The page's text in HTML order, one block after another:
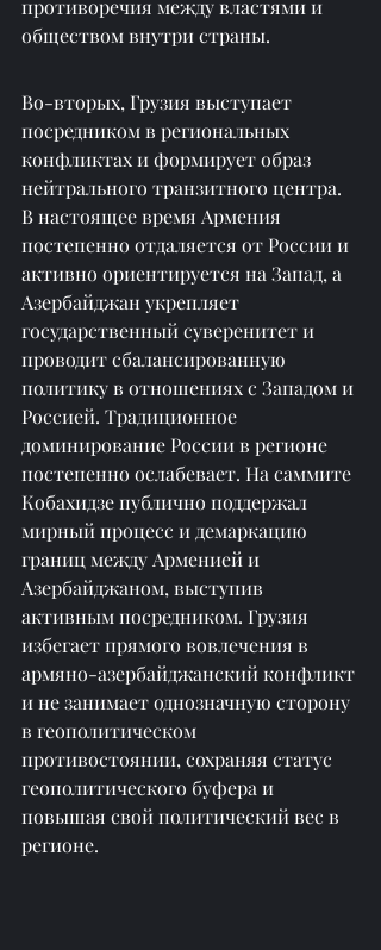
противоречия между властями и
обществом внутри страны.
Во-вторых, Грузия выступает
посредником в региональных
конфликтах и формирует образ
нейтрального транзитного центра.
В настоящее время Армения
постепенно отдаляется от России и
активно ориентируется на Запад, а
Азербайджан укрепляет
государственный суверенитет и
проводит сбалансированную
политику в отношениях с Западом и
Россией. Традиционное
доминирование России в регионе
постепенно ослабевает. На саммите
Кобахидзе публично поддержал
мирный процесс и демаркацию
границ между Арменией и
Азербайджаном, выступив
активным посредником. Грузия
избегает прямого вовлечения в
армяно-азербайджанский конфликт
и не занимает однозначную сторону
в геополитическом
противостоянии, сохраняя статус
геополитического буфера и
повышая свой политический вес в
регионе.